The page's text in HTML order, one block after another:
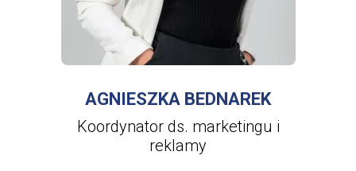
AGNIESZKA BEDNAREK
Koordynator ds. marketingu i
reklamy